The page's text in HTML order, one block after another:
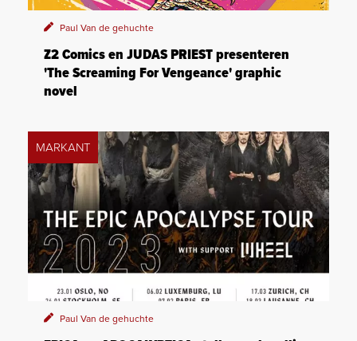
Paul Van de gehuchte
Z2 Comics en JUDAS PRIEST presenteren
'The Screaming For Vengeance' graphic
novel
MARKANT
Paul Van de gehuchte